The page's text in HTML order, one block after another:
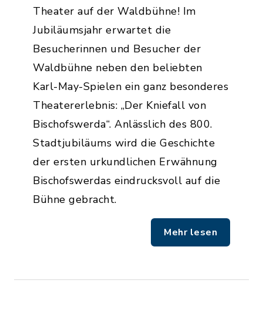
Theater auf der Waldbühne! Im
Jubiläumsjahr erwartet die
Besucherinnen und Besucher der
Waldbühne neben den beliebten
Karl-May-Spielen ein ganz besonderes
Theatererlebnis: „Der Kniefall von
Bischofswerda“. Anlässlich des 800.
Stadtjubiläums wird die Geschichte
der ersten urkundlichen Erwähnung
Bischofswerdas eindrucksvoll auf die
Bühne gebracht.
Mehr lesen